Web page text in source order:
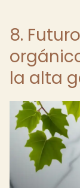
8.
la alta